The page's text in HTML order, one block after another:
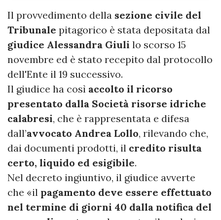
Il provvedimento della sezione civile del
Tribunale pitagorico è stata depositata dal
giudice Alessandra Giuli lo scorso 15
novembre ed è stato recepito dal protocollo
dell'Ente il 19 successivo.
Il giudice ha così accolto il ricorso
presentato dalla Società risorse idriche
calabresi, che è rappresentata e difesa
dall’avvocato Andrea Lollo, rilevando che,
dai documenti prodotti, il credito risulta
certo, liquido ed esigibile.
Nel decreto ingiuntivo, il giudice avverte
che «il pagamento deve essere effettuato
nel termine di giorni 40 dalla notifica del